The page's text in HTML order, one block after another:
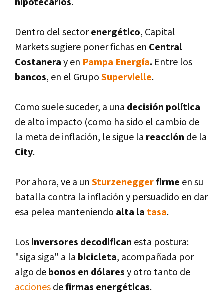
hipotecarios.
Dentro del sectorenergético, Capital
Markets sugiere poner fichas en Central
Costaneray en Pampa Energí­a. Entre los
bancos, en el GrupoSupervielle.
Como suele suceder, a una decisión polí­tica
de alto impacto (como ha sido el cambio de
la meta de inflación, le sigue la reacción de la
City.
Por ahora, ve a unSturzeneggerfirme en su
batalla contra la inflación y persuadido en dar
esa pelea manteniendo alta la tasa.
Losinversores decodifican esta postura:
"siga siga" a la bicicleta, acompañada por
algo debonos en dólaresy otro tanto de
accionesdefirmas energéticas.